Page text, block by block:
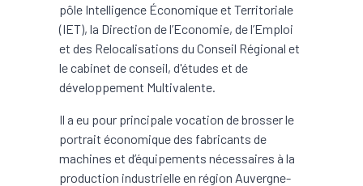
pôle Intelligence Économique et Territoriale
(IET), la Direction de l’Economie, de l’Emploi
et des Relocalisations du Conseil Régional et
le cabinet de conseil, d'études et de
développement Multivalente.
Il a eu pour principale vocation de brosser le
portrait économique des fabricants de
machines et d’équipements nécessaires à la
production industrielle en région Auvergne-